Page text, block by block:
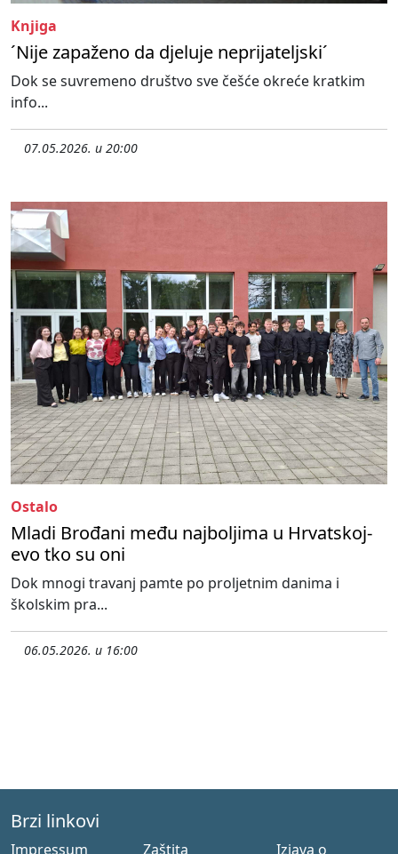
Knjiga
´Nije zapaženo da djeluje neprijateljski´
Dok se suvremeno društvo sve češće okreće kratkim
info...
07.05.2026. u 20:00
Ostalo
Mladi Brođani među najboljima u Hrvatskoj-
evo tko su oni
Dok mnogi travanj pamte po proljetnim danima i
školskim pra...
06.05.2026. u 16:00
Brzi linkovi
Impressum Zaštita Izjava o